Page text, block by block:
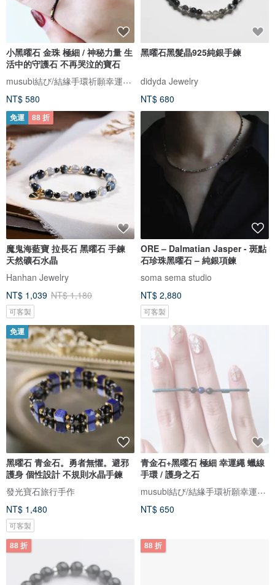
小黑曜石 金珠 極細 / 神秘力量 生
活中的守護石 不再哭泣的寶石
musubi結び/結緣手環祈願幸運繩。接單製作，下訂前請先詳閱賣場公告欄
NT$ 580
黑曜石黑髮晶925純銀手鍊
didyda Jewelry
NT$ 680
免運 88 折
魔鬼海藍寶 拉長石 黑曜石 手鍊
天然礦石水晶
Hanhan Jewelry
NT$ 1,039 NT$ 1,180
可客製
ORE – Dalmatian Jasper - 斑點
石珍珠黑曜石 – 純銀項鍊
soma sema studio
NT$ 2,880
可客製
免運
黑曜石 青金石。勇者無懼。避邪
護身 個性設計 不規則水晶手鍊
發光寶石旅行手作
NT$ 1,480
可客製
青金石+黑曜石 極細 幸運繩 蠟線
手環 / 護身之石
musubi結び/結緣手環祈願幸運繩。接單製作，下訂前請先詳閱賣場公告欄
NT$ 650
88 折 88 折